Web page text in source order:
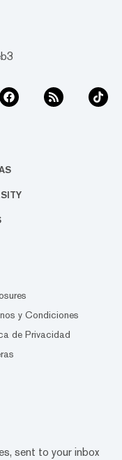
y Condiciones
de Privacidad
sent to your inbox